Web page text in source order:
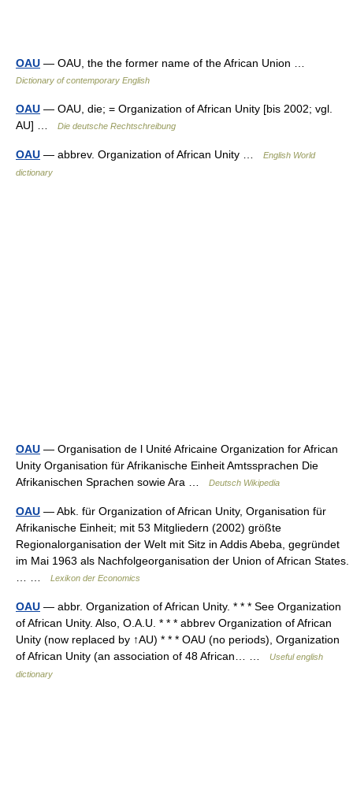
OAU — OAU, the the former name of the African Union …
Dictionary of contemporary English
OAU — OAU, die; = Organization of African Unity [bis 2002; vgl.
AU] …
Die deutsche Rechtschreibung
OAU — abbrev. Organization of African Unity …
English World
dictionary
OAU — Organisation de l Unité Africaine Organization for African
Unity Organisation für Afrikanische Einheit Amtssprachen Die
Afrikanischen Sprachen sowie Ara …
Deutsch Wikipedia
OAU — Abk. für Organization of African Unity, Organisation für
Afrikanische Einheit; mit 53 Mitgliedern (2002) größte
Regionalorganisation der Welt mit Sitz in Addis Abeba, gegründet
im Mai 1963 als Nachfolgeorganisation der Union of African States.
Lexikon der Economics
OAU — abbr. Organization of African Unity. * * * See Organization
of African Unity. Also, O.A.U. * * * abbrev Organization of African
Unity (now replaced by ↑AU) * * * OAU (no periods), Organization
of African Unity (an association of 48 African… …
Useful english
dictionary